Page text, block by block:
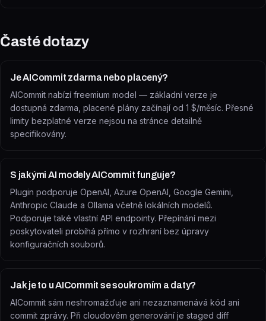
Časté dotazy
Je AICommit zdarma nebo placený?
AICommit nabízí freemium model — základní verze je
dostupná zdarma, placené plány začínají od 1 $/měsíc. Přesné
limity bezplatné verze nejsou na stránce detailně
specifikovány.
S jakými AI modely AICommit funguje?
Plugin podporuje OpenAI, Azure OpenAI, Google Gemini,
Anthropic Claude a Ollama včetně lokálních modelů.
Podporuje také vlastní API endpointy. Přepínání mezi
poskytovateli probíhá přímo v rozhraní bez úpravy
konfiguračních souborů.
Jak je to u AICommit se soukromím a daty?
AICommit sám neshromažďuje ani nezaznamenává kód ani
commit zprávy. Při cloudovém generování je staged diff